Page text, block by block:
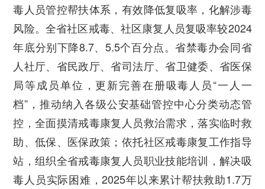
毒人员管控帮扶体系，有效降低复吸率，化解涉毒
风险。全省社区戒毒、社区康复人员复吸率较2024
年底分别下降8.7、5.5个百分点。省禁毒办会同省
人社厅、省民政厅、省司法厅、省卫健委、省医保
局等成员单位，更新完善在册吸毒人员“一人一
档”，推动纳入各级公安基础管控中心分类动态管
控，全面摸清戒毒康复人员救治需求，落实临时救
助、低保、医保政策；依托社区戒毒康复工作指导
站，组织全省戒毒康复人员职业技能培训，解决吸
毒人员实际困难，2025年以来累计帮扶救助1.7万